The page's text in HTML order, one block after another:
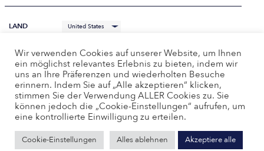
LAND
SPRACHE Deutsch
Wir verwenden Cookies auf unserer Website, um Ihnen
ein möglichst relevantes Erlebnis zu bieten, indem wir
uns an Ihre Präferenzen und wiederholten Besuche
erinnern. Indem Sie auf „Alle akzeptieren“ klicken,
stimmen Sie der Verwendung ALLER Cookies zu. Sie
können jedoch die „Cookie-Einstellungen“ aufrufen, um
eine kontrollierte Einwilligung zu erteilen.
Cookie-Einstellungen Alles ablehnen Akzeptiere alle